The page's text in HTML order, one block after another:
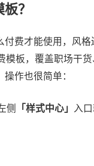
？
费才能使用，风
板，覆盖职场干
作也很简单：
侧 「样式中心」 入